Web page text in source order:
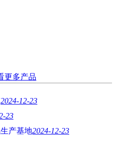
更多产品
2024-12-23
23
产基地2024-12-23